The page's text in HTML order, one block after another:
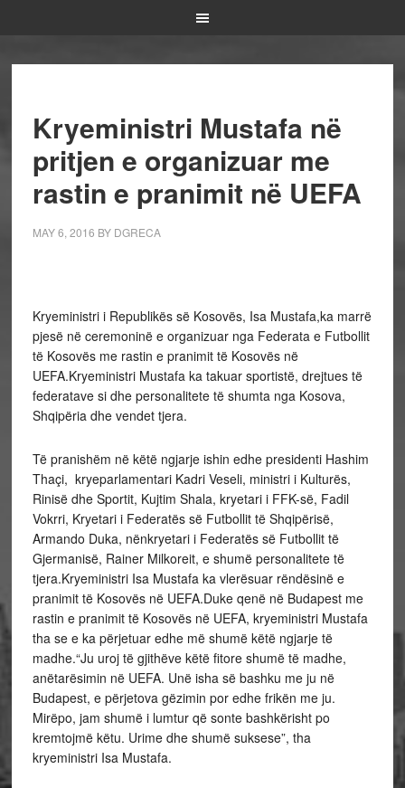
Kryeministri Mustafa në
pritjen e organizuar me
rastin e pranimit në UEFA
MAY 6, 2016 BY DGRECA
Kryeministri i Republikës së Kosovës, Isa Mustafa,ka marrë
pjesë në ceremoninë e organizuar nga Federata e Futbollit
të Kosovës me rastin e pranimit të Kosovës në
UEFA.Kryeministri Mustafa ka takuar sportistë, drejtues të
federatave si dhe personalitete të shumta nga Kosova,
Shqipëria dhe vendet tjera.
Të pranishëm në këtë ngjarje ishin edhe presidenti Hashim
Thaçi, kryeparlamentari Kadri Veseli, ministri i Kulturës,
Rinisë dhe Sportit, Kujtim Shala, kryetari i FFK-së, Fadil
Vokrri, Kryetari i Federatës së Futbollit të Shqipërisë,
Armando Duka, nënkryetari i Federatës së Futbollit të
Gjermanisë, Rainer Milkoreit, e shumë personalitete të
tjera.Kryeministri Isa Mustafa ka vlerësuar rëndësinë e
pranimit të Kosovës në UEFA.Duke qenë në Budapest me
rastin e pranimit të Kosovës në UEFA, kryeministri Mustafa
tha se e ka përjetuar edhe më shumë këtë ngjarje të
madhe.“Ju uroj të gjithëve këtë fitore shumë të madhe,
anëtarësimin në UEFA. Unë isha së bashku me ju në
Budapest, e përjetova gëzimin por edhe frikën me ju.
Mirëpo, jam shumë i lumtur që sonte bashkërisht po
kremtojmë këtu. Urime dhe shumë suksese”, tha
kryeministri Isa Mustafa.